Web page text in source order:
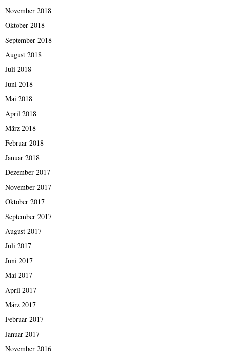
November 2018
Oktober 2018
September 2018
August 2018
Juli 2018
Juni 2018
Mai 2018
April 2018
März 2018
Februar 2018
Januar 2018
Dezember 2017
November 2017
Oktober 2017
September 2017
August 2017
Juli 2017
Juni 2017
Mai 2017
April 2017
März 2017
Februar 2017
Januar 2017
November 2016